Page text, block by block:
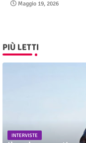
Maggio 19, 2026
PIÙ LETTI
INTERVISTE